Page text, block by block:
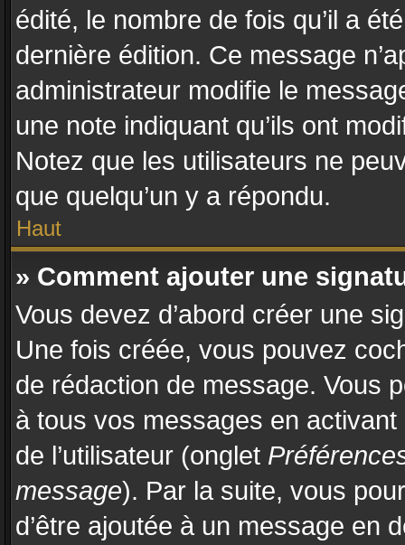
édité, le nombre de fois qu’il a
dernière édition. Ce message
administrateur modifie le
une note indiquant qu’ils ont
Notez que les utilisateurs ne
que quelqu’un y a répondu.
Haut
» Comment ajouter une
Vous devez d’abord créer une
Une fois créée, vous pouvez
de rédaction de message. Vous
à tous vos messages en
de l’utilisateur (onglet
message). Par la suite, vous
d’être ajoutée à un message en